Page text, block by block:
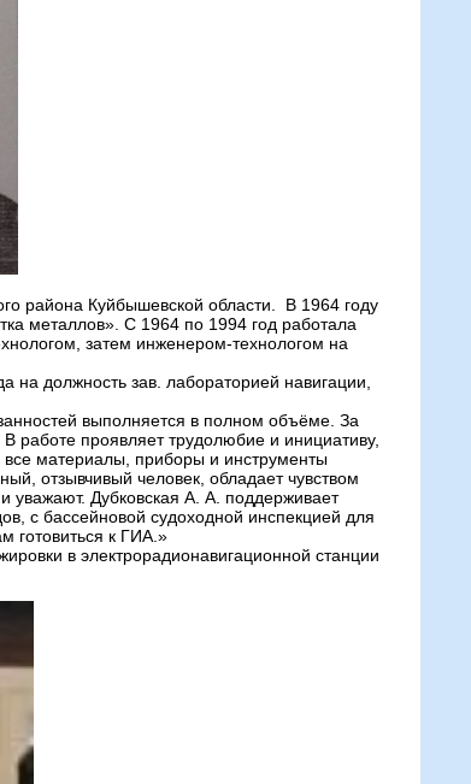
района Куйбышевской области. В 1964 году
металлов». С 1964 по 1994 год работала
затем инженером-технологом на
на должность зав. лабораторией навигации,
выполняется в полном объёме. За
работе проявляет трудолюбие и инициативу,
все материалы, приборы и инструменты
отзывчивый человек, обладает чувством
уважают. Дубковская А. А. поддерживает
с бассейновой судоходной инспекцией для
готовиться к ГИА.»
в электрорадионавигационной станции